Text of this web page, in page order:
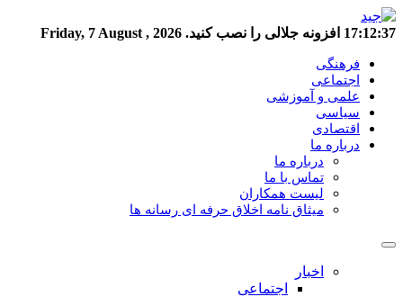
17:12:38 افزونه جلالی را نصب کنید. Friday, 7 August , 2026
فرهنگی
اجتماعی
علمی و آموزشی
سیاسی
اقتصادی
درباره ما
درباره ما
تماس با ما
لیست همکاران
میثاق نامه اخلاق حرفه ای رسانه ها
اخبار
اجتماعی